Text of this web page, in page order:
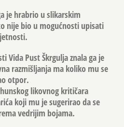
je hrabrio u slikarskim
nije bio u mogućnosti upisati
Vida Pust Škrgulja znala ga je
razmišljanja ma koliko mu se
otpor.
likovnog kritičara
koji mu je sugerirao da se
vedrijim bojama.